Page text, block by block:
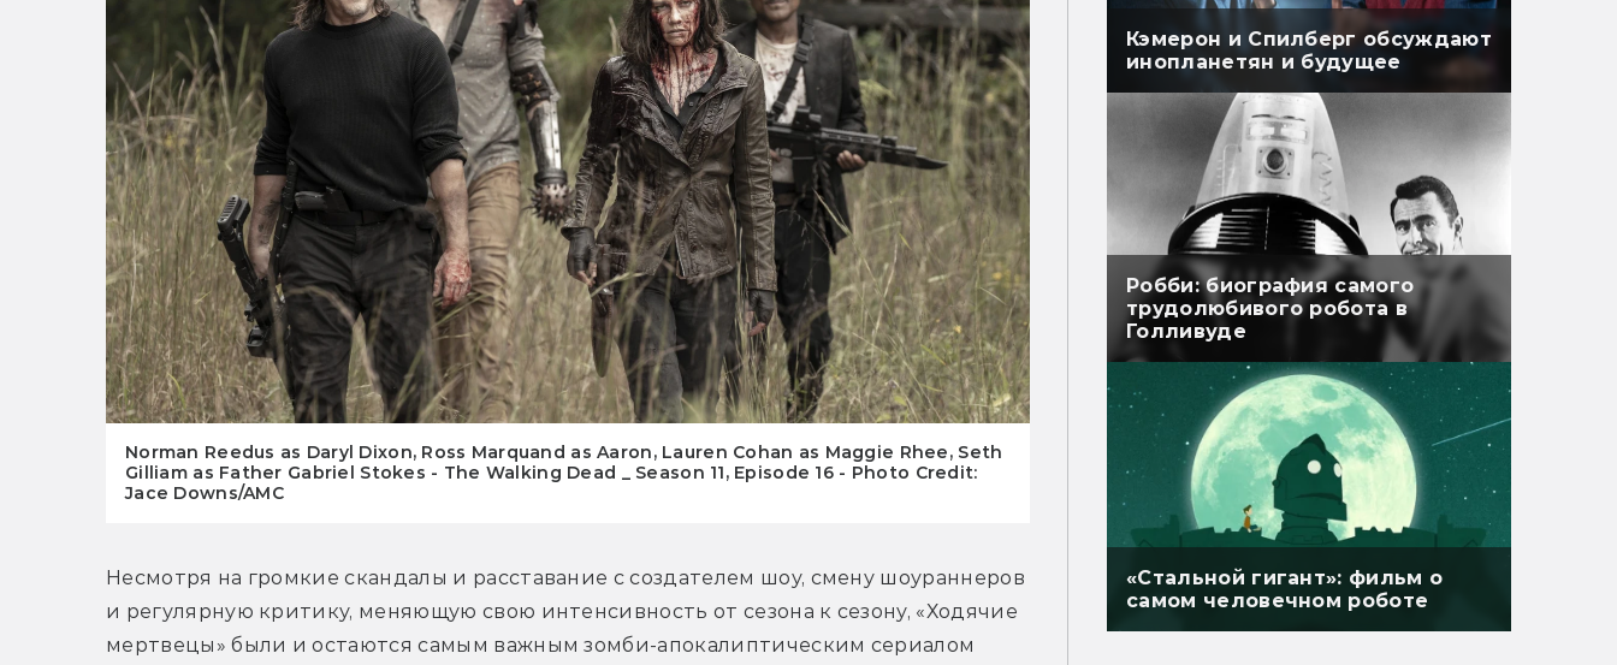
Norman Reedus as Daryl Dixon, Ross Marquand as Aaron, Lauren Cohan as Maggie Rhee, Seth
Gilliam as Father Gabriel Stokes - The Walking Dead _ Season 11, Episode 16 - Photo Credit:
Jace Downs/AMC
Несмотря на громкие скандалы и расставание с создателем шоу, смену шоураннеров
и регулярную критику, меняющую свою интенсивность от сезона к сезону, «Ходячие
мертвецы» были и остаются самым важным зомби-апокалиптическим сериалом
Кэмерон и Спилберг обсуждают
инопланетян и будущее
Робби: биография самого
трудолюбивого робота в
Голливуде
«Стальной гигант»: фильм о
самом человечном роботе